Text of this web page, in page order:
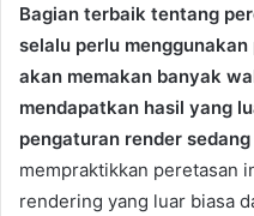
Bagian terbaik tentang
selalu perlu
akan memakan banyak
mendapatkan hasil yang
pengaturan render
mempraktikkan peretasan
rendering yang luar biasa